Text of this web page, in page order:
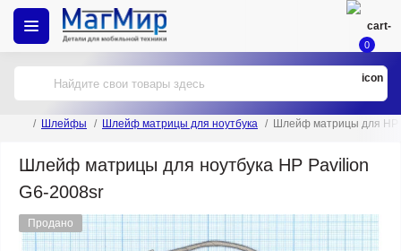
0
Шлейфы Шлейф матрицы для ноутбука Шлейф матрицы для HP
Шлейф матрицы для ноутбука HP Pavilion
G6-2008sr
Продано